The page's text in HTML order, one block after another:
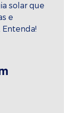
solar que
e